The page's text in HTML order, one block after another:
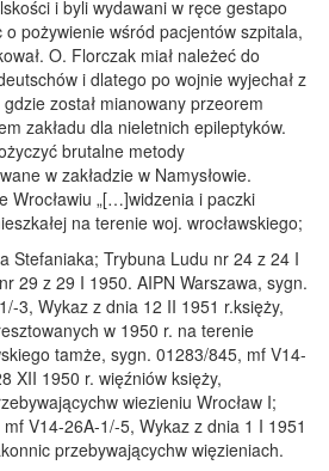
i byli wydawani w ręce gestapo
pożywienie wśród pacjentów szpitala,
O. Florczak miał należeć do
i dlatego po wojnie wyjechał z
został mianowany przeorem
zakładu dla nieletnich epileptyków.
brutalne metody
w zakładzie w Namysłowie.
Wrocławiu „[…]widzenia i paczki
na terenie woj. wrocławskiego;
Stefaniaka; Trybuna Ludu nr 24 z 24 I
29 z 29 I 1950. AIPN Warszawa, sygn.
3, Wykaz z dnia 12 II 1951 r.księży,
w 1950 r. na terenie
tamże, sygn. 01283/845, mf V14-
XII 1950 r. więźniów księży,
wiezieniu Wrocław I;
V14-26A-1/-5, Wykaz z dnia 1 I 1951
przebywającychw więzieniach.